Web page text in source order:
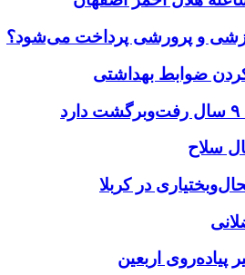
و پرورشی پرداخت می‌شود؟
در کربلا
اربعین